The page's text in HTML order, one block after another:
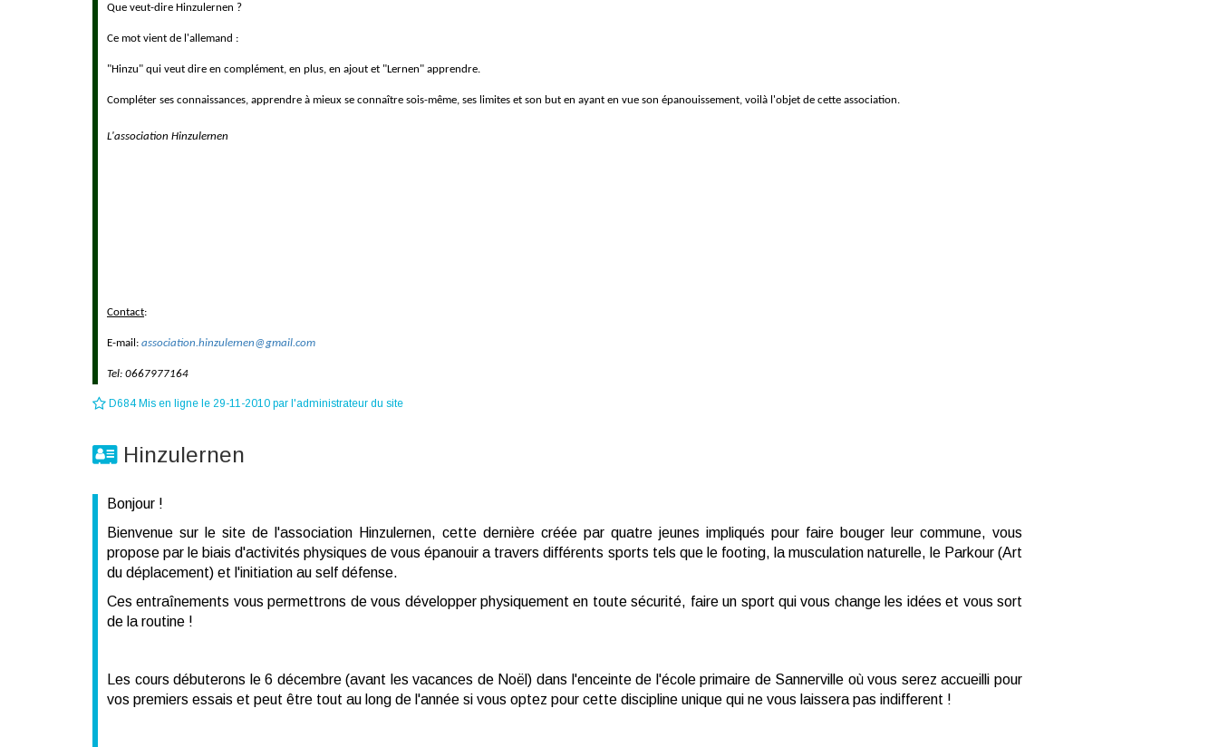
Que veut-dire Hinzulernen ?
Ce mot vient de l'allemand :
"Hinzu" qui veut dire en complément, en plus, en ajout et "Lernen" apprendre.
Compléter ses connaissances, apprendre à mieux se connaître sois-même, ses limites et son but en ayant en vue son épanouissement, voilà l'objet de cette association.
L'association Hinzulernen
Contact:
E-mail: association.hinzulernen@gmail.com
Tel: 0667977164
D684 Mis en ligne le 29-11-2010 par l'administrateur du site
Hinzulernen
Bonjour !
Bienvenue sur le site de l'association Hinzulernen, cette dernière créée par quatre jeunes impliqués pour faire bouger leur commune, vous
propose par le biais d'activités physiques de vous épanouir a travers différents sports tels que le footing, la musculation naturelle, le Parkour (Art
du déplacement) et l'initiation au self défense.
Ces entraînements vous permettrons de vous développer physiquement en toute sécurité, faire un sport qui vous change les idées et vous sort
de la routine !
Les cours débuterons le 6 décembre (avant les vacances de Noël) dans l'enceinte de l'école primaire de Sannerville où vous serez accueilli pour
vos premiers essais et peut être tout au long de l'année si vous optez pour cette discipline unique qui ne vous laissera pas indifferent !